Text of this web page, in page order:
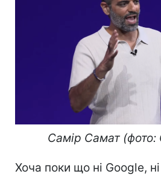
Самір Самат (фото:
Хоча поки що ні Google,